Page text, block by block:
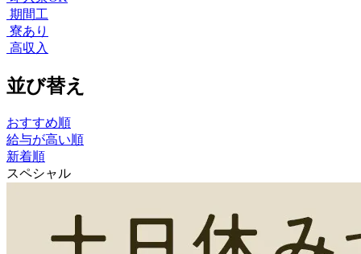
期間工
寮あり
高収入
並び替え
おすすめ順
給与が高い順
新着順
スペシャル